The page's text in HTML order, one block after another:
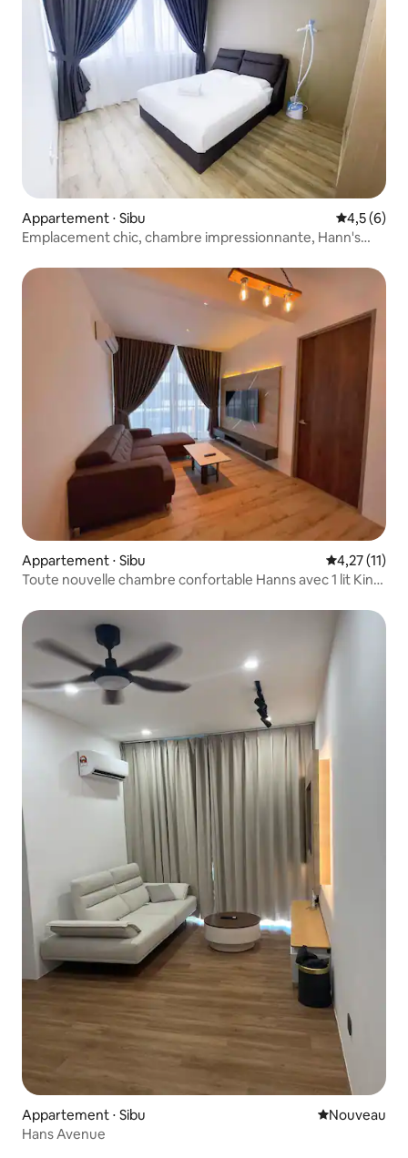
Appartement ⋅ Sibu Évaluation
4,5 (6)
Emplacement chic, chambre impressionnante, Hann's
Appartement ⋅ Sibu Évaluation
4,27 (11)
Toute nouvelle chambre confortable Hanns avec 1 lit King,
Appartement ⋅ Sibu Nouvel
Nouveau
Hans Avenue